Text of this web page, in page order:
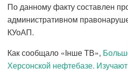
По данному факту составлен
административном
КУоАП.
Как сообщало «Інше ТВ»,
Херсонской нефтебазе.